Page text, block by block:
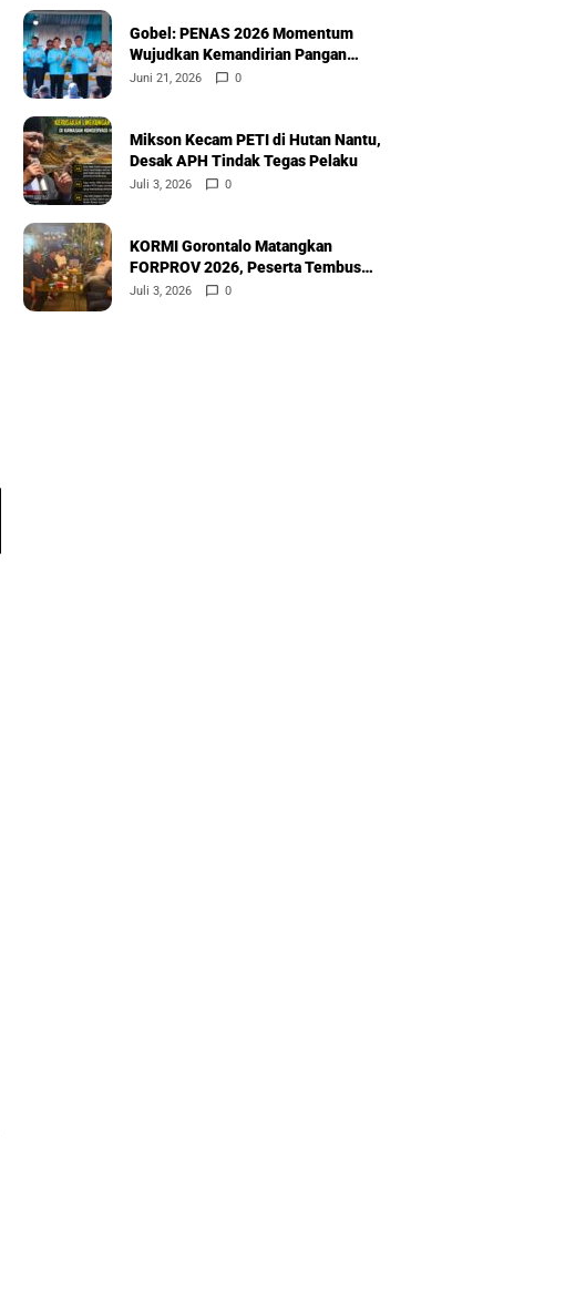
Gobel: PENAS 2026 Momentum
Wujudkan Kemandirian Pangan
Nasional
Juni 21, 2026 0
Mikson Kecam PETI di Hutan Nantu,
Desak APH Tindak Tegas Pelaku
Juli 3, 2026 0
KORMI Gorontalo Matangkan
FORPROV 2026, Peserta Tembus
600
Juli 3, 2026 0